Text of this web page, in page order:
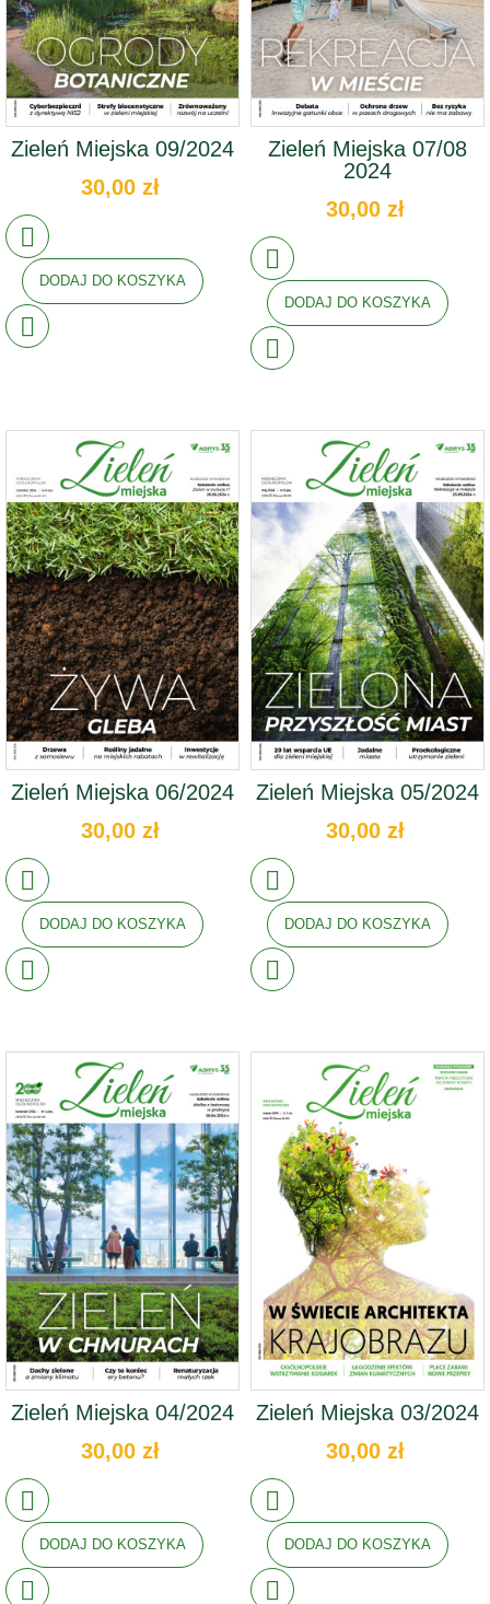
Zieleń Miejska 09/2024
30,00 zł
DODAJ DO KOSZYKA
Zieleń Miejska 07/08
2024
30,00 zł
DODAJ DO KOSZYKA
Zieleń Miejska 06/2024
30,00 zł
DODAJ DO KOSZYKA
Zieleń Miejska 05/2024
30,00 zł
DODAJ DO KOSZYKA
Zieleń Miejska 04/2024
30,00 zł
DODAJ DO KOSZYKA
Zieleń Miejska 03/2024
30,00 zł
DODAJ DO KOSZYKA